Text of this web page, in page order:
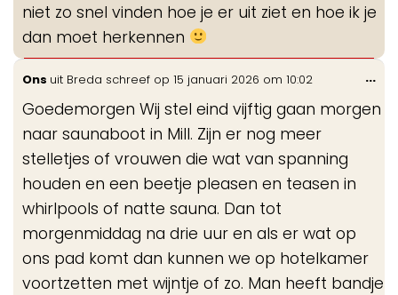
niet zo snel vinden hoe je er uit ziet en hoe ik je
dan moet herkennen
Ons uit Breda schreef op 15 januari 2026 om 10:02
Goedemorgen Wij stel eind vijftig gaan morgen
naar saunaboot in Mill. Zijn er nog meer
stelletjes of vrouwen die wat van spanning
houden en een beetje pleasen en teasen in
whirlpools of natte sauna. Dan tot
morgenmiddag na drie uur en als er wat op
ons pad komt dan kunnen we op hotelkamer
voortzetten met wijntje of zo. Man heeft bandje
...